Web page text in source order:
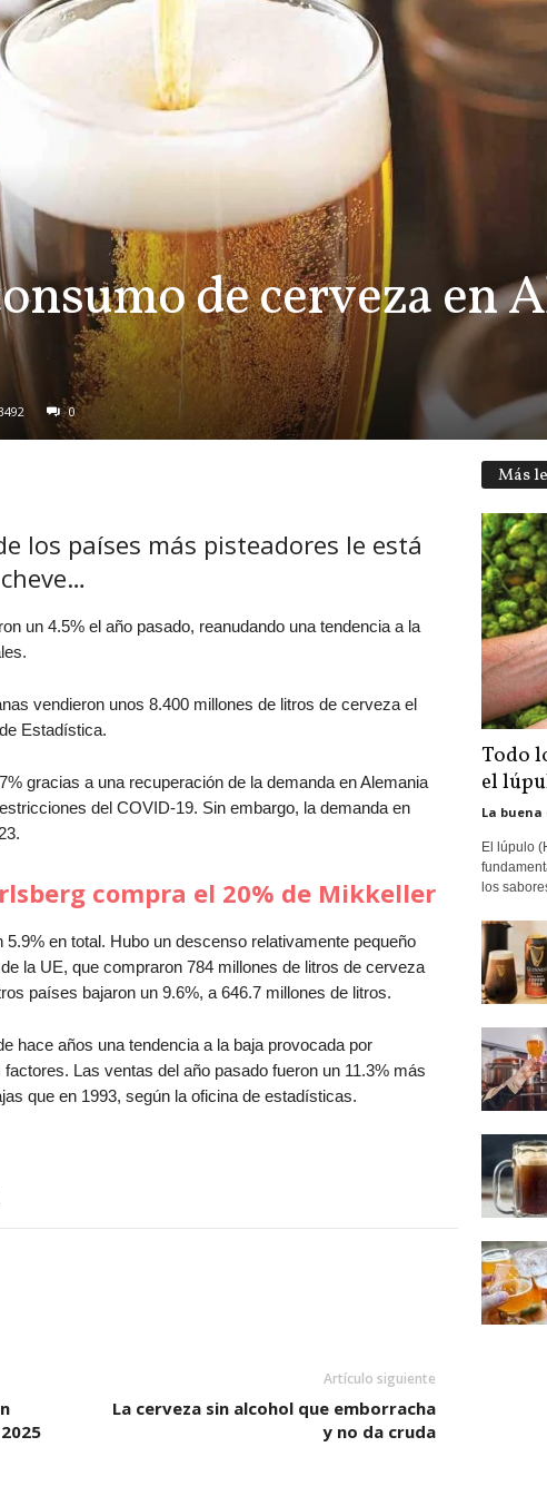
de cerveza en
0
los países más pisteadores le está
un 4.5% el año pasado, reanudando una tendencia a la
vendieron unos 8.400 millones de litros de cerveza el
Estadística.
gracias a una recuperación de la demanda en Alemania
del COVID-19. Sin embargo, la demanda en
compra el 20% de Mikkeller
en total. Hubo un descenso relativamente pequeño
la UE, que compraron 784 millones de litros de cerveza
países bajaron un 9.6%, a 646.7 millones de litros.
hace años una tendencia a la baja provocada por
factores. Las ventas del año pasado fueron un 11.3% más
que en 1993, según la oficina de estadísticas.
Artículo siguiente
La cerveza sin alcohol que emborracha
y no da cruda
Más
Todo
el
La buena
El lúpulo
los